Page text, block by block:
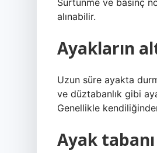
Sürtünme ve basınç
alınabilir.
Ayakların
Uzun süre ayakta
ve düztabanlık gibi
Genellikle
Ayak tabanı